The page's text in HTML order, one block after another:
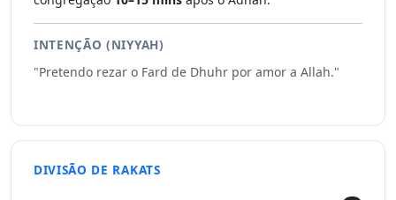
INTENÇÃO (NIYYAH)
"Pretendo rezar o Fard de Dhuhr por amor a Allah."
DIVISÃO DE RAKATS